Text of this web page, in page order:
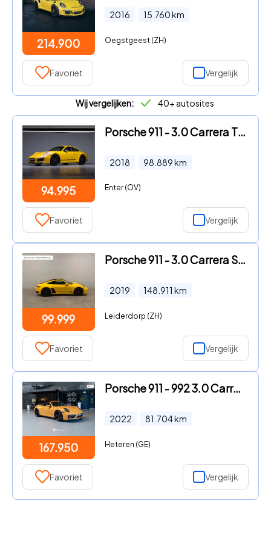
214.900
2016 15.760km
Oegstgeest (ZH)
Favoriet Vergelijk
Wij vergelijken: 40+ autosites
94.995
Porsche 911 - 3.0 Carrera T Sportchrono | Racing-Yellow
2018 98.889km
Enter (OV)
Favoriet Vergelijk
99.999
Porsche 911 - 3.0 Carrera S BTW 21% Schuifdak Bose Leer Chrono
2019 148.911 km
Leiderdorp (ZH)
Favoriet Vergelijk
167.950
Porsche 911 - 992 3.0 Carrera GTS (2022, NL) PTS Bahama yellow, lift, Spor
2022 81.704km
Heteren (GE)
Favoriet Vergelijk